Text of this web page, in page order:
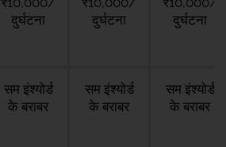
दुर्घटना
दुर्घटना
दुर्घटना
सम इंश्योर्ड
के बराबर
सम इंश्योर्ड
के बराबर
सम इंश्योर्ड
के बराबर